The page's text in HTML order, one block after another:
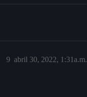
abril 30, 2022, 1:31a.m.
9